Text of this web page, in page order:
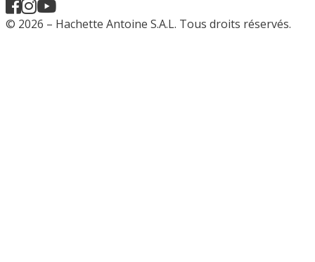
© 2026 – Hachette Antoine S.A.L. Tous droits réservés.